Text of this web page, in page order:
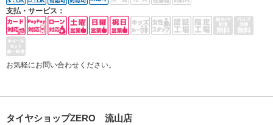
支払・サービス：
お気軽にお問い合わせください。
タイヤショップZERO 流山店